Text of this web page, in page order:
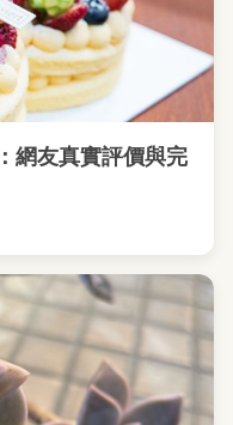
網友真實評價與完